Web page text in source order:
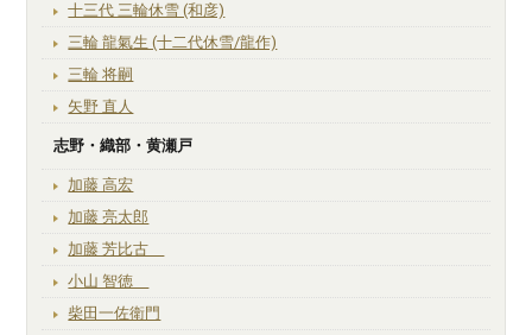
十三代 三輪休雪 (和彦)
三輪 龍氣生 (十二代休雪/龍作)
三輪 将嗣
矢野 直人
志野・織部・黄瀬戸
加藤 高宏
加藤 亮太郎
加藤 芳比古
小山 智徳
柴田一佐衛門